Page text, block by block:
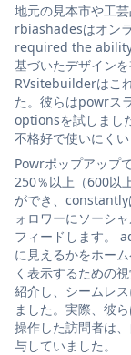
地元の見本市や工
rbiashadesはオン
required the ability
基づいたデザイン
RVsitebuilderはこ
た。彼らはpowrス
optionsを試しまし
不格好で使いにくい
Powrポップアップ
250％以上（600以
ができ、
ォロワーにソーシ
フィードします。
に見えるかをホー
く表示するための
紹介し、シームレ
ました。実際、彼
操作した訪問者は
与していました。